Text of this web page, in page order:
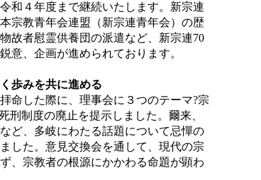
和４年度まで継続いたします。新宗連
宗教青年会連盟（新宗連青年会）の歴
故者慰霊供養団の派遣など、新宗連70
意、企画が進められております。
歩みを共に進める
命した際に、理事会に３つのテーマ?宗
刑制度の廃止を提示しました。爾来、
ど、多岐にわたる話題について忌憚の
した。意見交換会を通して、現代の宗
、宗教者の根源にかかわる命題が顕わ